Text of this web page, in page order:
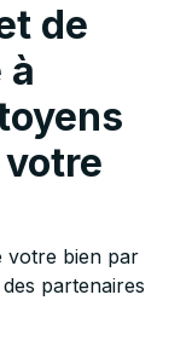
de
à
votre bien par
partenaires